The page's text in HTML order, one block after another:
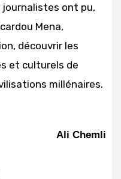
journalistes ont pu,
Mena,
découvrir les
et culturels de
millénaires.
Ali Chemli